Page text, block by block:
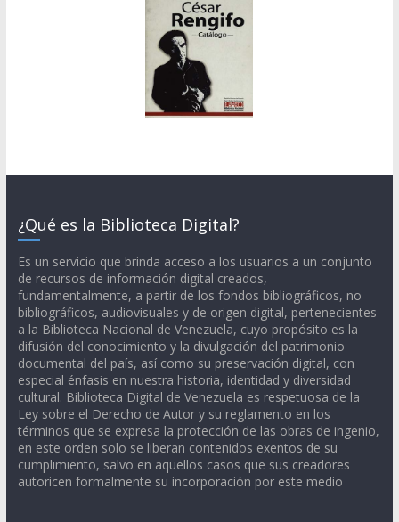
¿Qué es la Biblioteca Digital?
Es un servicio que brinda acceso a los usuarios a un conjunto
de recursos de información digital creados,
fundamentalmente, a partir de los fondos bibliográficos, no
bibliográficos, audiovisuales y de origen digital, pertenecientes
a la Biblioteca Nacional de Venezuela, cuyo propósito es la
difusión del conocimiento y la divulgación del patrimonio
documental del país, así como su preservación digital, con
especial énfasis en nuestra historia, identidad y diversidad
cultural. Biblioteca Digital de Venezuela es respetuosa de la
Ley sobre el Derecho de Autor y su reglamento en los
términos que se expresa la protección de las obras de ingenio,
en este orden solo se liberan contenidos exentos de su
cumplimiento, salvo en aquellos casos que sus creadores
autoricen formalmente su incorporación por este medio